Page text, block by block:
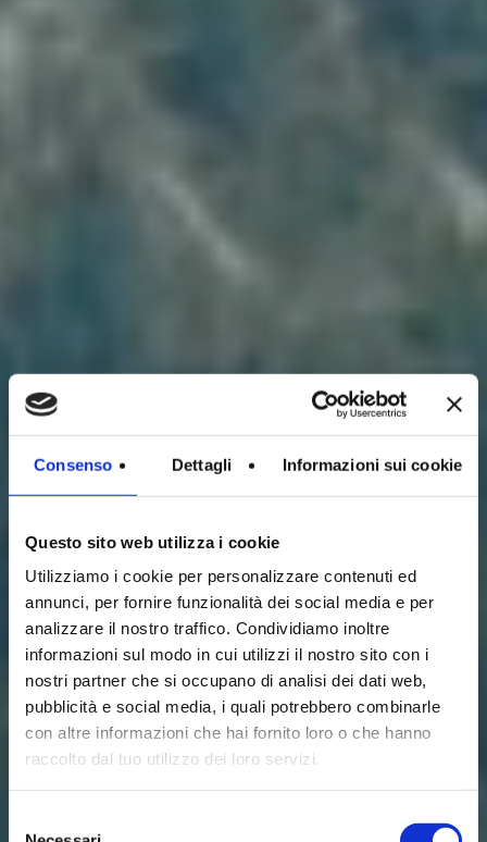
Consenso Dettagli Informazioni sui cookie
Questo sito web utilizza i cookie
Utilizziamo i cookie per personalizzare contenuti ed
annunci, per fornire funzionalità dei social media e per
analizzare il nostro traffico. Condividiamo inoltre
informazioni sul modo in cui utilizzi il nostro sito con i
nostri partner che si occupano di analisi dei dati web,
pubblicità e social media, i quali potrebbero combinarle
con altre informazioni che hai fornito loro o che hanno
raccolto dal tuo utilizzo dei loro servizi.